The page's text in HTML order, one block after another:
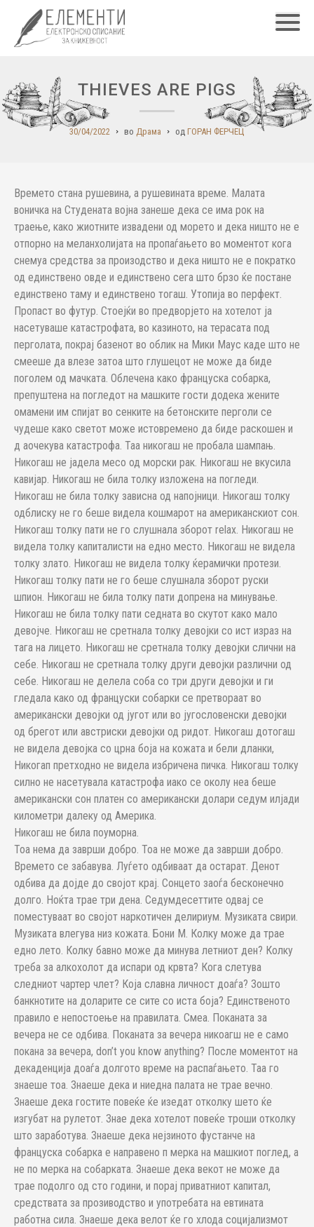
THIEVES ARE PIGS
30/04/2022 во Драма од ГОРАН ФЕРЧЕЦ
Времето стана рушевина, а рушевината време. Малата
воничка на Студената војна занеше дека се има рок на
траење, како жиотните извадени од морето и дека ништо не е
отпорно на меланхолијата на пропаѓањето во моментот кога
снемуа средства за произодство и дека ништо не е пократко
од единствено овде и единствено сега што брзо ќе постане
единствено таму и единствено тогаш. Утопија во перфект.
Пропаст во футур. Стоејќи во предворјето на хотелот ја
насетуваше катастрофата, во казиното, на терасата под
перголата, покрај базенот во облик на Мики Маус каде што не
смееше да влезе затоа што глушецот не може да биде
поголем од мачката. Облечена како француска собарка,
препуштена на погледот на машките гости додека жените
омамени им спијат во сенките на бетонските перголи се
чудеше како светот може истовремено да биде раскошен и
д аочекува катастрофа. Таа никогаш не пробала шампањ.
Никогаш не јадела месо од морски рак. Никогаш не вкусила
кавијар. Никогаш не била толку изложена на погледи.
Никогаш не била толку зависна од напојници. Никогаш толку
одблиску не го беше видела кошмарот на американскиот сон.
Никогаш толку пати не го слушнала зборот relax. Никогаш не
видела толку капиталисти на едно место. Никогаш не видела
толку злато. Никогаш не видела толку ќерамички протези.
Никогаш толку пати не го беше слушнала зборот руски
шпион. Никогаш не била толку пати допрена на минување.
Никогаш не била толку пати седната во скутот како мало
девојче. Никогаш не сретнала толку девојки со ист израз на
тага на лицето. Никогаш не сретнала толку девојки слични на
себе. Никогаш не сретнала толку други девојки различни од
себе. Никогаш не делела соба со три други девојки и ги
гледала како од француски собарки се претвораат во
американски девојки од југот или во југословенски девојки
од брегот или австриски девојки од ридот. Никогаш дотогаш
не видела девојка со црна боја на кожата и бели дланки,
Никогап претходно не видела избричена пичка. Никогаш толку
силно не насетувала катастрофа иако се околу неа беше
американски сон платен со американски долари седум илјади
километри далеку од Америка.
Никогаш не била поуморна.
Тоа нема да заврши добро. Тоа не може да заврши добро.
Времето се забавува. Луѓето одбиваат да остарат. Денот
одбива да дојде до својот крај. Сонцето заоѓа бесконечно
долго. Ноќта трае три дена. Седумдесеттите одвај се
поместуваат во својот наркотичен делириум. Музиката свири.
Музиката влегува низ кожата. Бони М. Колку може да трае
едно лето. Колку бавно може да минува летниот ден? Колку
треба за алкохолот да испари од крвта? Кога слетува
следниот чартер члет? Која славна личност доаѓа? Зошто
банкнотите на доларите се сите со иста боја? Единственото
правило е непостоење на правилата. Смеа. Поканата за
вечера не се одбива. Поканата за вечера никоагш не е само
покана за вечера, don’t you know anything? После моментот на
декаденција доаѓа долгото време на распаѓањето. Таа го
знаеше тоа. Знаеше дека и ниедна палата не трае вечно.
Знаеше дека гостите повеќе ќе изедат отколку шето ќе
изгубат на рулетот. Знае дека хотелот повеќе троши отколку
што заработува. Знаеше дека нејзиното фустанче на
француска собарка е направено п мерка на машкиот поглед, а
не по мерка на собарката. Знаеше дека векот не може да
трае подолго од сто години, и порај приватниот капитал,
средствата за прозиводство и употребата на евтината
работна сила. Знаеше дека велот ќе го хлода социјализмот